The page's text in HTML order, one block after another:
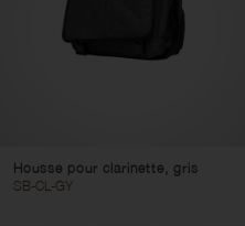
Housse pour clarinette, gris
SB-CL-GY